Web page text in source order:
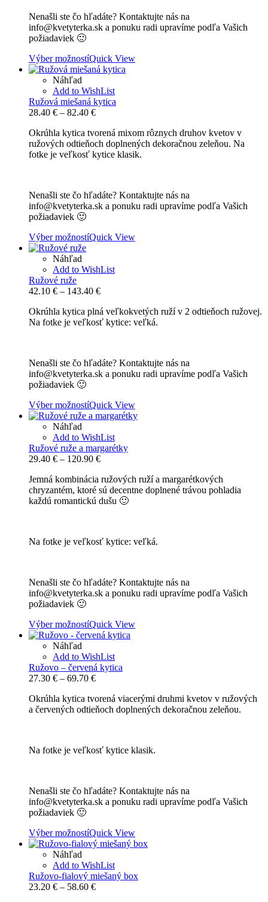
Nenašli ste čo hľadáte? Kontaktujte nás na
info@kvetyterka.sk a ponuku radi upravíme podľa Vašich
požiadaviek 🙂
Výber možnostíQuick View
Náhľad
Add to WishList
Ružová miešaná kytica
28.40 € – 82.40 €Price
28.40 €
through
82.40 €
Okrúhla kytica tvorená mixom rôznych druhov kvetov v
ružových odtieňoch doplnených dekoračnou zeleňou. Na
fotke je veľkosť kytice klasik.
Nenašli ste čo hľadáte? Kontaktujte nás na
info@kvetyterka.sk a ponuku radi upravíme podľa Vašich
požiadaviek 🙂
Výber možnostíQuick View
Náhľad
Add to WishList
Ružové ruže
42.10 € – 143.40 €Price
42.10 €
through
Okrúhla kytica plná veľkokvetých ruží v 2 odtieňoch ružovej.
Na fotke je veľkosť kytice: veľká.
Nenašli ste čo hľadáte? Kontaktujte nás na
info@kvetyterka.sk a ponuku radi upravíme podľa Vašich
požiadaviek 🙂
Výber možnostíQuick View
Náhľad
Add to WishList
Ružové ruže a margarétky
29.40 € – 120.90 €Price
29.40 €
through
120.90 €
Jemná kombinácia ružových ruží a margarétkových
chryzantém, ktoré sú decentne doplnené trávou pohladia
každú romantickú dušu 🙂
Na fotke je veľkosť kytice: veľká.
Nenašli ste čo hľadáte? Kontaktujte nás na
info@kvetyterka.sk a ponuku radi upravíme podľa Vašich
požiadaviek 🙂
Výber možnostíQuick View
Náhľad
Add to WishList
Ružovo – červená kytica
27.30 € – 69.70 €Price
27.30 €
through
Okrúhla kytica tvorená viacerými druhmi kvetov v ružových
a červených odtieňoch doplnených dekoračnou zeleňou.
Na fotke je veľkosť kytice klasik.
Nenašli ste čo hľadáte? Kontaktujte nás na
info@kvetyterka.sk a ponuku radi upravíme podľa Vašich
požiadaviek 🙂
Výber možnostíQuick View
Náhľad
Add to WishList
Ružovo-fialový miešaný box
23.20 € – 58.60 €Price